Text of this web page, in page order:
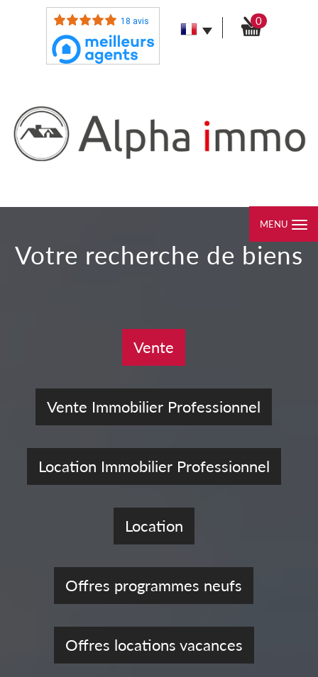
18 avis 0
MENU
votre recherche de biens
Vente
Vente Immobilier Professionnel
Location Immobilier Professionnel
Location
Offres programmes neufs
Offres locations vacances